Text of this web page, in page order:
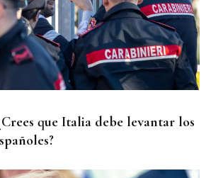
sitiado tras caer la
que Italia debe levantar los